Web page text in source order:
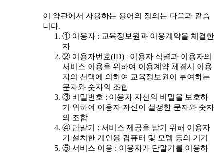
이 약관에서 사용하는 용어의 정의는 다음과 같습
니다.
① 이용자 : 교육정보원과 이용계약을 체결한
자
② 이용자번호(ID) : 이용자 식별과 이용자의
서비스 이용을 위하여 이용계약 체결시 이용
자의 선택에 의하여 교육정보원이 부여하는
문자와 숫자의 조합
③ 비밀번호 : 이용자 자신의 비밀을 보호하
기 위하여 이용자 자신이 설정한 문자와 숫자
의 조합
④ 단말기 : 서비스 제공을 받기 위해 이용자
가 설치한 개인용 컴퓨터 및 모뎀 등의 기기
⑤ 서비스 이용 : 이용자가 단말기를 이용하